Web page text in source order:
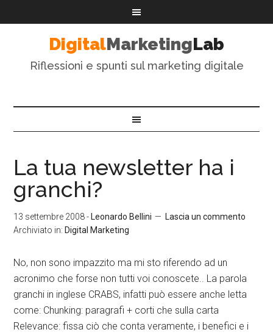
DigitalMarketingLab
Riflessioni e spunti sul marketing digitale
La tua newsletter ha i
granchi?
13 settembre 2008- Leonardo Bellini
Lascia un commento
Archiviato in: Digital Marketing
No, non sono impazzito ma mi sto riferendo ad un
acronimo che forse non tutti voi conoscete.. La parola
granchi in inglese CRABS, infatti può essere anche letta
come: Chunking: paragrafi + corti che sulla carta
Relevance: fissa ciò che conta veramente, i benefici e i